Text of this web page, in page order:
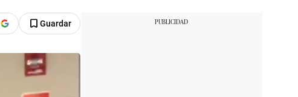
Guardar